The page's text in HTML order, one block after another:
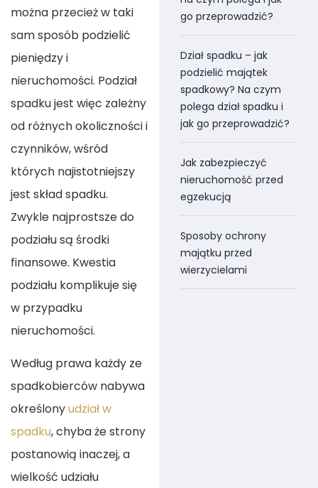
można przecież w taki
sam sposób podzielić
pieniędzy i
nieruchomości. Podział
spadku jest więc zależny
od różnych okoliczności i
czynników, wśród
których najistotniejszy
jest skład spadku.
Zwykle najprostsze do
podziału są środki
finansowe. Kwestia
podziału komplikuje się
w przypadku
nieruchomości.
Według prawa każdy ze
spadkobierców nabywa
określonyudział w
spadku, chyba że strony
postanowią inaczej, a
wielkość udziału
go przeprowadzić?
Dział spadku – jak
podzielić majątek
spadkowy? Na czym
polega dział spadku i
jak go przeprowadzić?
Jak zabezpieczyć
nieruchomość przed
egzekucją
Sposoby ochrony
majątku przed
wierzycielami